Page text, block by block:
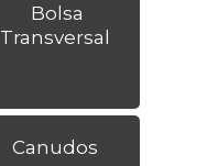
Bolsa
Transversal
Canudos